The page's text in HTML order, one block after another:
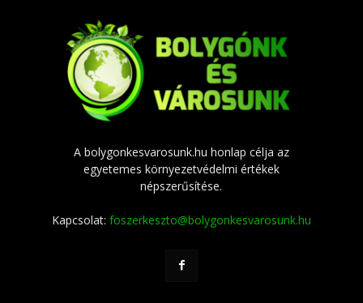
A bolygonkesvarosunk.hu honlap célja az
egyetemes környezetvédelmi értékek
népszerűsítése.
Kapcsolat: foszerkeszto@bolygonkesvarosunk.hu